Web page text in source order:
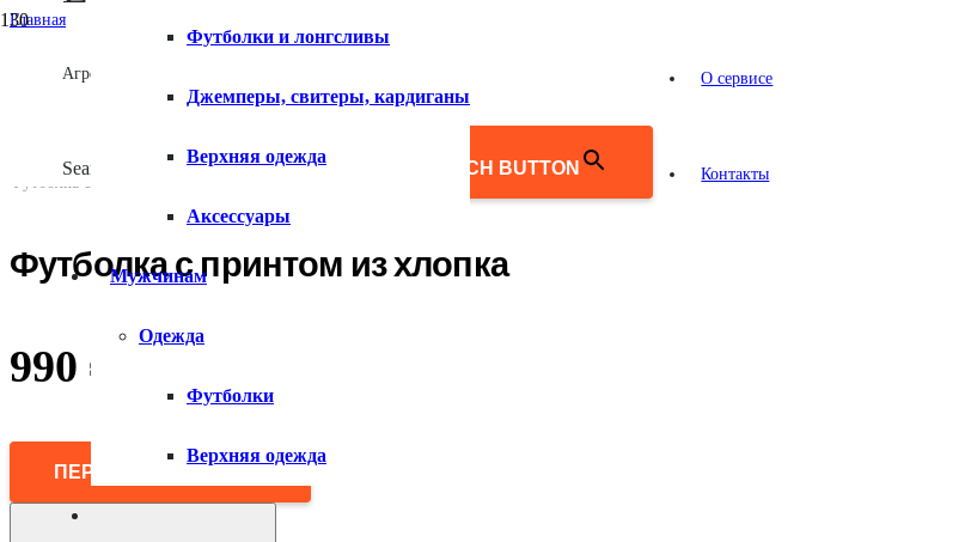
Агрегатор товаров
Search for: SEARCH BUTTON
О сервисе
Контакты
Футболки и лонгсливы
Джемперы, свитеры, кардиганы
Верхняя одежда
Аксессуары
Мужчинам
Одежда
Футболки
Верхняя одежда
Главная
Футболка с принтом из хлопка
990 ₽
ПЕРЕЙТИ В МАГАЗИН